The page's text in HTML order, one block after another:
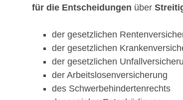
für die Entscheidungen über
der gesetzlichen
der gesetzlichen
der gesetzlichen
der Arbeitslosenversicherung
des Schwerbehindertenrechts